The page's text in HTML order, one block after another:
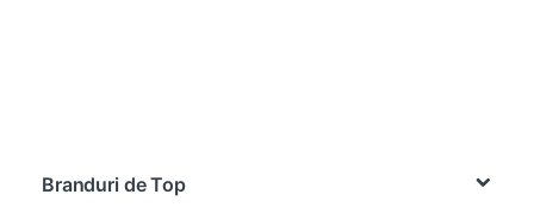
Branduri de Top